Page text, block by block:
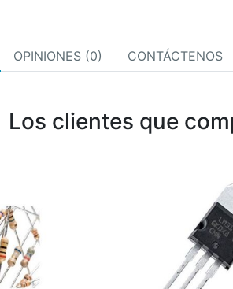
OPINIONES (0) CONTÁCTENOS
Los clientes que